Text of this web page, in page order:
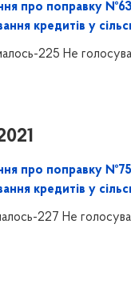
про поправку
кредитів у
225 Не
про поправку
кредитів у
227 Не